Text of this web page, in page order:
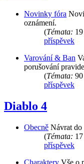
Novinky fóra
oznámení.
(Témata: 19
příspěvek
Varování & Ban
porušování
(Témata: 90
příspěvek
Diablo 4
Obecně Návrat do
(Témata: 17
příspěvek
Charaktery Vše o